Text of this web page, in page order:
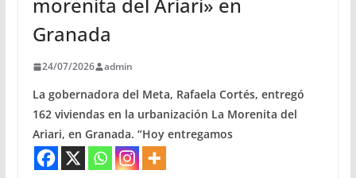
morenita del Ariari» en
Granada
24/07/2026 admin
La gobernadora del Meta, Rafaela Cortés, entregó
162 viviendas en la urbanización La Morenita del
Ariari, en Granada. “Hoy entregamos